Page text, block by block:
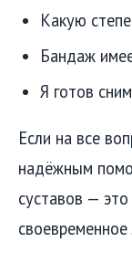
Какую
Бандаж
Я готов
Если на все
надёжным
суставов —
своевременное